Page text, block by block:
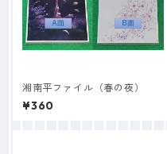
湘南平ファイル（春の夜）
¥360